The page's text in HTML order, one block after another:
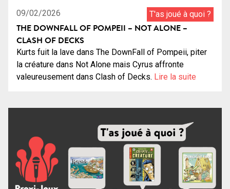
09/02/2026 T'as joué à quoi ?
THE DOWNFALL OF POMPEII – NOT ALONE –
CLASH OF DECKS
Kurts fuit la lave dans The DownFall of Pompeii, piter
la créature dans Not Alone mais Cyrus affronte
valeureusement dans Clash of Decks. Lire la suite